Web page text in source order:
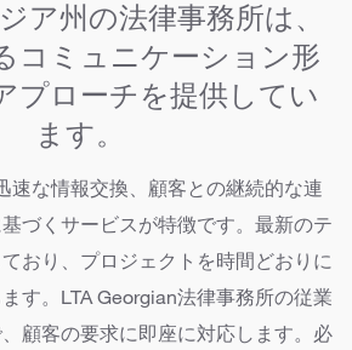
ア州の法律事務所は、
コミュニケーション形
プローチを提供してい
ます。
速な情報交換、顧客との継続的な連
づくサービスが特徴です。最新のテ
おり、プロジェクトを時間どおりに
す。LTA Georgian法律事務所の従業
顧客の要求に即座に対応します。必